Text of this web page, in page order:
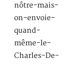
nôtre-mais-
on-envoie-
quand-
même-le-
Charles-De-